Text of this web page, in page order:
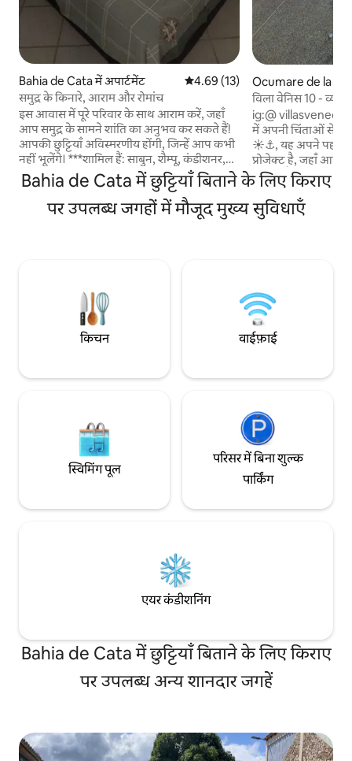
Bahia de Cata में अपार्टमेंट औसत रेटिंग 5 में से 4.69, 13 समीक्षाएँ
4.69 (13)
समुद्र के किनारे, आराम और रोमांच
इस आवास में पूरे परिवार के साथ आराम करें, जहाँ
आप समुद्र के सामने शांति का अनुभव कर सकते हैं!
आपकी छुट्टियाँ अविस्मरणीय होंगी, जिन्हें आप कभी
नहीं भूलेंगे। ***शामिल हैं: साबुन, शैम्पू, कंडीशनर,
बाथ जेल और डिशवॉशर। ♡ टॉयलेट पेपर भी!
डोमिनो टेबल और फ़ुसबॉल टेबल जो आपको बहुत
पसंद आएँगे हाई-स्पीड वाई-फ़ाई लिनन, तौलिए और
तकिए शामिल हैं। बहुत सारे सामान वाला रसोईघर,
Ocumare de la
विला वेनिस 10 -
ig:@
में अपनी चिंताओं से
☀️⚓️, यह अपने पहले
प्रोजेक्ट है, जहाँ आप
मेहमान हैं, हमारे पास
एक है, हम आपको
भरपूर जगह🚘 - वाई -
पूल🩱 - ग्रिलरा के
Bahia de Cata में छुट्टियाँ बिताने के लिए किराए
पर उपलब्ध जगहों में मौजूद मुख्य सुविधाएँ
किचन वाईफ़ाई
स्विमिंग पूल
परिसर में बिना शुल्क
पार्किंग
एयर कंडीशनिंग
Bahia de Cata में छुट्टियाँ बिताने के लिए किराए
पर उपलब्ध अन्य शानदार जगहें